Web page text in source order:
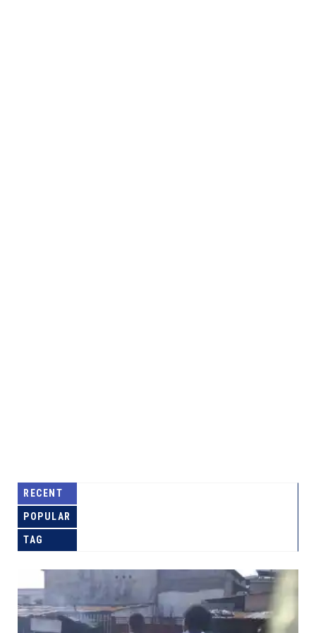
RECENT
POPULAR
TAG